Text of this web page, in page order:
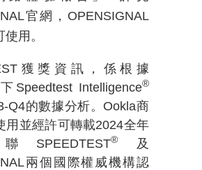
官網， OPENSIGNAL
用。
獲獎資訊，係根據
Speedtest Intelligence®
Q4的數據分析。 Ookla商
用並經許可轉載2024全年
SPEEDTEST®
及
兩個國際權威機構認